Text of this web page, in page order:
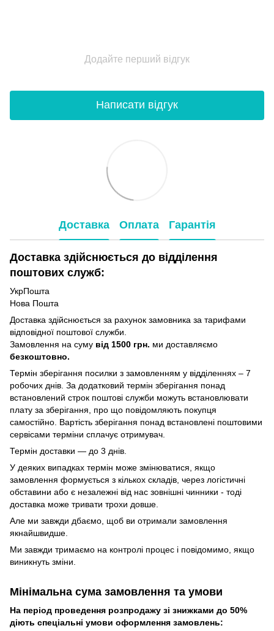
Додайте перший відгук
Написати відгук
Доставка Оплата Гарантія
Доставка здійснюється до відділення
поштових служб:
УкрПошта
Нова Пошта
Доставка здійснюється за рахунок замовника за тарифами
відповідної поштової служби.
Замовлення на суму від 1500 грн. ми доставляємо
безкоштовно.
Термін зберігання посилки з замовленням у відділеннях – 7
робочих днів. За додатковий термін зберігання понад
встановлений строк поштові служби можуть встановлювати
плату за зберігання, про що повідомляють покупця
самостійно. Вартість зберігання понад вcтановлені поштовими
сервісами терміни сплачує отримувач.
Термін доставки — до 3 днів.
У деяких випадках термін може змінюватися, якщо
замовлення формується з кількох складів, через логістичні
обставини або є незалежні від нас зовнішні чинники - тоді
доставка може тривати трохи довше.
Але ми завжди дбаємо, щоб ви отримали замовлення
якнайшвидше.
Ми завжди тримаємо на контролі процес і повідомимо, якщо
виникнуть зміни.
Мінімальна сума замовлення та умови
На період проведення розпродажу зі знижками до 50%
діють спеціальні умови оформлення замовлень: